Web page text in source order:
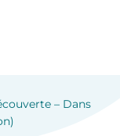
– Dans